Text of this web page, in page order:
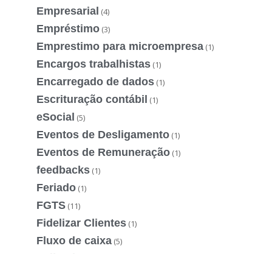
Empresarial (4)
Empréstimo (3)
Emprestimo para microempresa (1)
Encargos trabalhistas (1)
Encarregado de dados (1)
Escrituração contábil (1)
eSocial (5)
Eventos de Desligamento (1)
Eventos de Remuneração (1)
feedbacks (1)
Feriado (1)
FGTS (11)
Fidelizar Clientes (1)
Fluxo de caixa (5)